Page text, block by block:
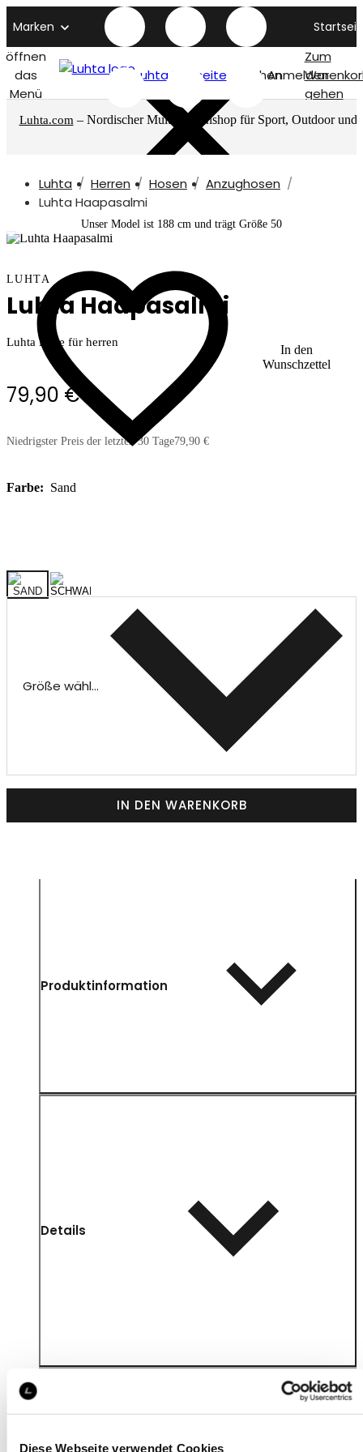
Diese Webseite verwendet Cookies
Marken
öffnen
das
Menü
Luhta titelseite SuchenAnmelden
Zum
gehen
Luhta.com – Nordischer Multimarkenshop für Sport, Outdoor und
Luhta Herren Hosen
Anzughosen
Luhta Haapasalmi
In den
Wunschzettel
Unser Model ist 188 cm und trägt Größe 50
LUHTA
Luhta Haapasalmi
Luhta Hose für herren
79,90 €
Niedrigster Preis der letzten 30 Tage79,90 €
Farbe: Sand
Größe wählen
IN DEN WARENKORB
Produktinformation
Details